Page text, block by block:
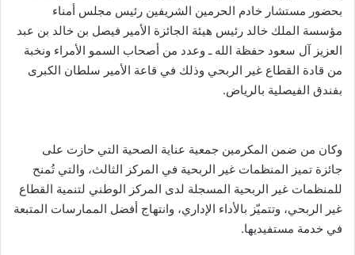
بحضور مستشار خادم الحرمين الشريفين رئيس مجلس أمناء
مؤسسة الملك خالد رئيس هيئة الجائزة الأمير فيصل بن خالد بن عبد
العزيز آل سعود حفظة الله ـ وعدد من أصحاب السمو الأمراء ونخبة
من قادة القطاع غير الربحي وذلك في قاعة الأمير سلطان الكبرى
بفندق الفيصلية بالرياض.
وكان من ضمن المكرمين جمعية عناية الصحية التي حازت على
جائزة تميز المنظمات غير الربحية في المركز الثالث، والتي تُمنح
للمنظمات غير الربحية المسجلة لدى المركز الوطني لتنمية القطاع
غير الربحي، وتتميّز بالأداء الإداري، وانتهاج أفضل الممارسات المتبعة
في خدمة مستفيديها.